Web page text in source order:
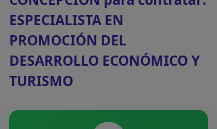
ESPECIALISTA EN
PROMOCIÓN DEL
DESARROLLO ECONÓMICO Y
TURISMO